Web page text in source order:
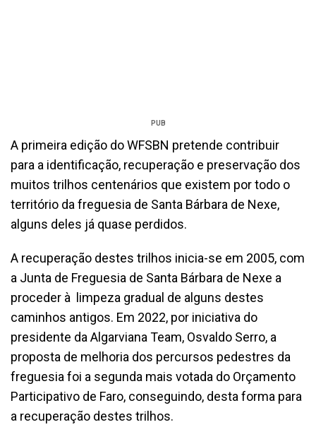
PUB
A primeira edição do WFSBN pretende contribuir
para a identificação, recuperação e preservação dos
muitos trilhos centenários que existem por todo o
território da freguesia de Santa Bárbara de Nexe,
alguns deles já quase perdidos.
A recuperação destes trilhos inicia-se em 2005, com
a Junta de Freguesia de Santa Bárbara de Nexe a
proceder à limpeza gradual de alguns destes
caminhos antigos. Em 2022, por iniciativa do
presidente da Algarviana Team, Osvaldo Serro, a
proposta de melhoria dos percursos pedestres da
freguesia foi a segunda mais votada do Orçamento
Participativo de Faro, conseguindo, desta forma para
a recuperação destes trilhos.